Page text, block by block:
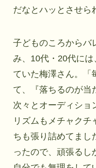
だなとハッとさせら
子どものころからバ
み、10代・20代に
ていた梅澤さん。「
て、『落ちるのが当
次々とオーディショ
リズムもメチャク
ちも張り詰めてまし
ったので、頑張るし